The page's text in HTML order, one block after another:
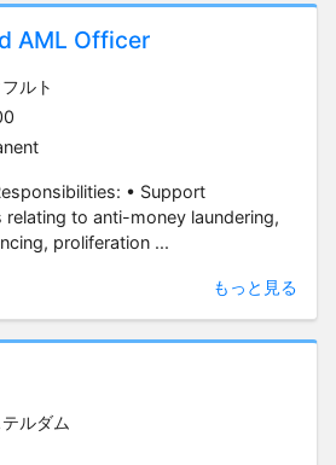
AML Officer
ルト
• Support
to anti-money laundering,
proliferation ...
もっと見る
ルダム